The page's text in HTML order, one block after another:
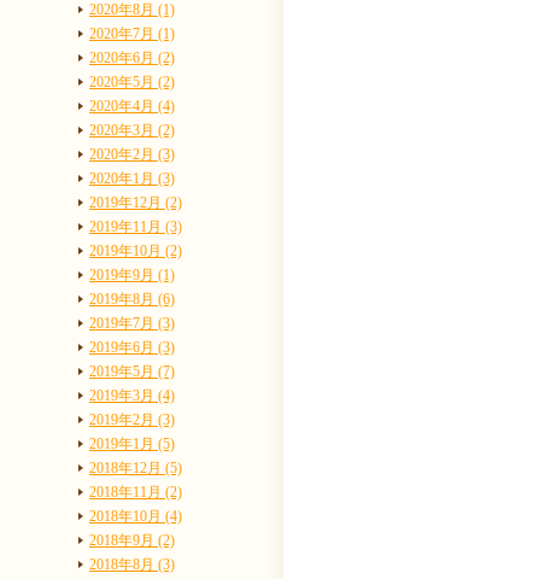
2020年8月 (1)
2020年7月 (1)
2020年6月 (2)
2020年5月 (2)
2020年4月 (4)
2020年3月 (2)
2020年2月 (3)
2020年1月 (3)
2019年12月 (2)
2019年11月 (3)
2019年10月 (2)
2019年9月 (1)
2019年8月 (6)
2019年7月 (3)
2019年6月 (3)
2019年5月 (7)
2019年3月 (4)
2019年2月 (3)
2019年1月 (5)
2018年12月 (5)
2018年11月 (2)
2018年10月 (4)
2018年9月 (2)
2018年8月 (3)